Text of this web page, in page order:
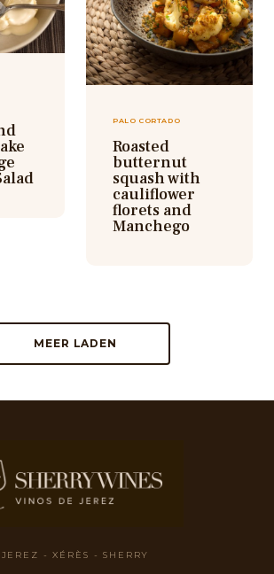
PALO CORTADO
Roasted
butternut
squash with
cauliflower
florets and
Manchego
MEER LADEN
JEREZ - XÉRÈS - SHERRY